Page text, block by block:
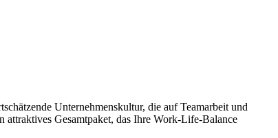
Unternehmenskultur, die auf Teamarbeit und
Gesamtpaket, das Ihre Work-Life-Balance